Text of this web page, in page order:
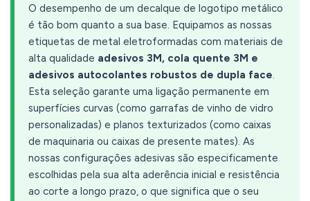
O desempenho de um decalque de logotipo metálico
é tão bom quanto a sua base. Equipamos as nossas
etiquetas de metal eletroformadas com materiais de
alta qualidade adesivos 3M, cola quente 3M e
adesivos autocolantes robustos de dupla face.
Esta seleção garante uma ligação permanente em
superfícies curvas (como garrafas de vinho de vidro
personalizadas) e planos texturizados (como caixas
de maquinaria ou caixas de presente mates). As
nossas configurações adesivas são especificamente
escolhidas pela sua alta aderência inicial e resistência
ao corte a longo prazo, o que significa que o seu